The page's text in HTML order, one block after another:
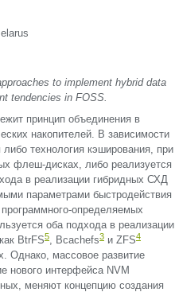
to implement hybrid data
tendencies in FOSS.
принцип объединения в
накопителей. В зависимости
технология кэширования, при
флеш-дисках, либо реализуется
в реализации гибридных СХД
параметрами быстродействия
определяемых
оба подхода в реализации
BtrFS5, Bcachefs3 и ZFS4
Однако, массовое развитие
нового интерфейса NVM
меняют концепцию создания